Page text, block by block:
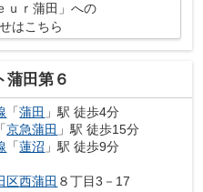
ｕｒ蒲田」への
はこちら
蒲田第６
「蒲田 」駅 徒歩4分
「京急蒲田 」駅 徒歩15分
「蓮沼 」駅 徒歩9分
区西蒲田 ８丁目3－17